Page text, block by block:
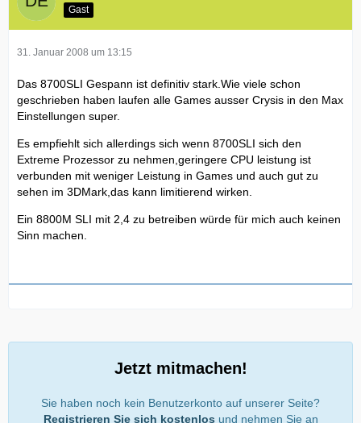
Gast
31. Januar 2008 um 13:15
Das 8700SLI Gespann ist definitiv stark.Wie viele schon
geschrieben haben laufen alle Games ausser Crysis in den Max
Einstellungen super.
Es empfiehlt sich allerdings sich wenn 8700SLI sich den
Extreme Prozessor zu nehmen,geringere CPU leistung ist
verbunden mit weniger Leistung in Games und auch gut zu
sehen im 3DMark,das kann limitierend wirken.
Ein 8800M SLI mit 2,4 zu betreiben würde für mich auch keinen
Sinn machen.
Jetzt mitmachen!
Sie haben noch kein Benutzerkonto auf unserer Seite?
Registrieren Sie sich kostenlos und nehmen Sie an